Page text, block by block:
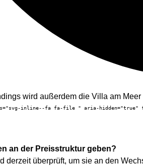
wird außerdem die Villa am
inline--fa fa-file " aria-hidden="true"
an der Preisstruktur geben?
derzeit überprüft, um sie an den